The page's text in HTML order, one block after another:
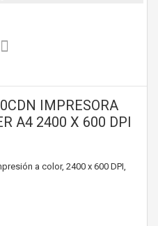
IMPRESORA
A4 2400 X 600 DPI
a color, 2400 x 600 DPI,